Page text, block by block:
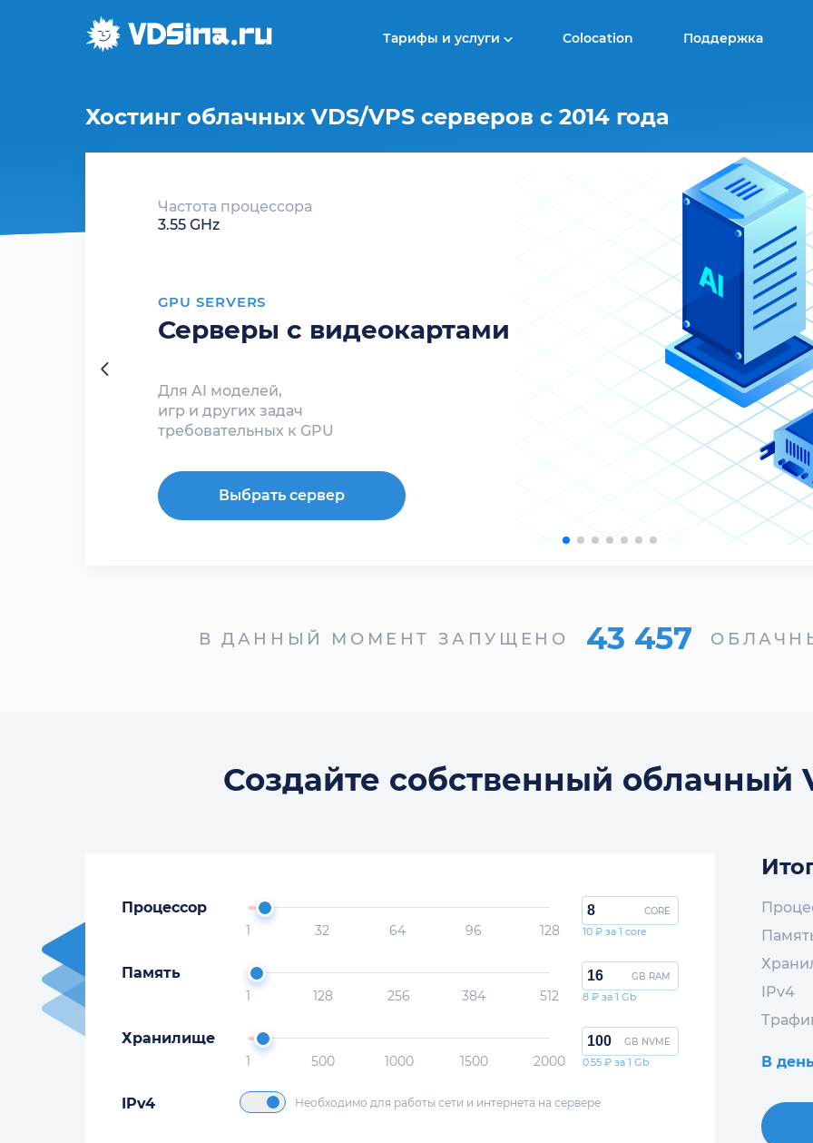
Тарифы и услуги Colocation Поддержка
Хостинг облачных VDS/VPS серверов с 2014 года
Частота процессора
3.55 GHz
GPU SERVERS
Серверы с видеокартами
Для AI моделей,
игр и других задач
требовательных к GPU
Выбрать сервер
В ДАННЫЙ МОМЕНТ ЗАПУЩЕНО 43 457
Создайте собственный облачный
Процессор
1 32 64 96 128
CORE
10 ₽ за 1 core
Память
1 128 256 384 512
GB RAM
8 ₽ за 1 Gb
Хранилище
1 500 1000 1500 2000
GB NVME
0.55 ₽ за 1 Gb
IPv4 Необходимо для работы сети и интернета на сервере
IPv4
В